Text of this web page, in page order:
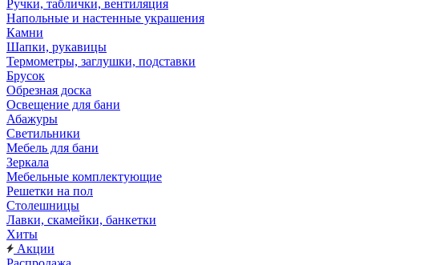
Ручки, таблички, вентиляция
Напольные и настенные украшения
Камни
Шапки, рукавицы
Термометры, заглушки, подставки
Брусок
Обрезная доска
Освещение для бани
Абажуры
Светильники
Мебель для бани
Зеркала
Мебельные комплектующие
Решетки на пол
Столешницы
Лавки, скамейки, банкетки
Хиты
Акции